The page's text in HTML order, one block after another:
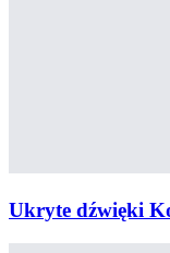
Ukryte dźwięki